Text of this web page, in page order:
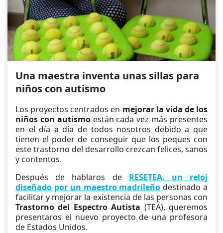
Una maestra inventa unas sillas para
niños con autismo
Los proyectos centrados en mejorar la vida de los
niños con autismoestán cada vez más presentes
en el día a día de todos nosotros debido a que
tienen el poder de conseguir que los peques con
este trastorno del desarrollo crezcan felices, sanos
y contentos.
Después de hablaros de RESETEA, un reloj
diseñado por un maestro madrileño destinado a
facilitar y mejorar la existencia de las personas con
Trastorno del Espectro Autista (TEA), queremos
presentaros el nuevo proyecto de una profesora
de Estados Unidos.